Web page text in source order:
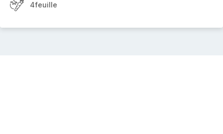
4feuille